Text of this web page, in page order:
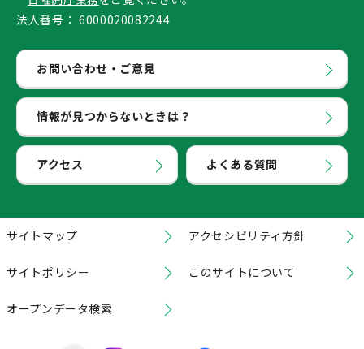
法人番号： 6000020082244
お問い合わせ・ご意見
情報が見つからないときは？
アクセス よくある質問
サイトマップ アクセシビリティ方針
サイトポリシー このサイトについて
オープンデータ検索